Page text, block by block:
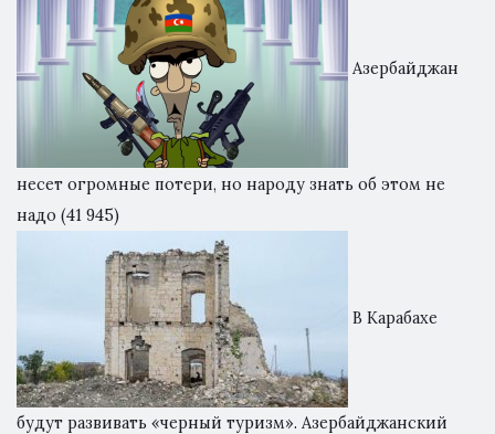
Азербайджан
несет огромные потери, но народу знать об этом не
надо (41 945)
В Карабахе
будут развивать «черный туризм». Азербайджанский